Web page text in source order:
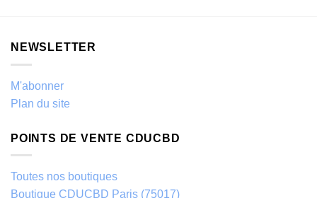
NEWSLETTER
M'abonner
Plan du site
POINTS DE VENTE CDUCBD
Toutes nos boutiques
Boutique CDUCBD Paris (75017)